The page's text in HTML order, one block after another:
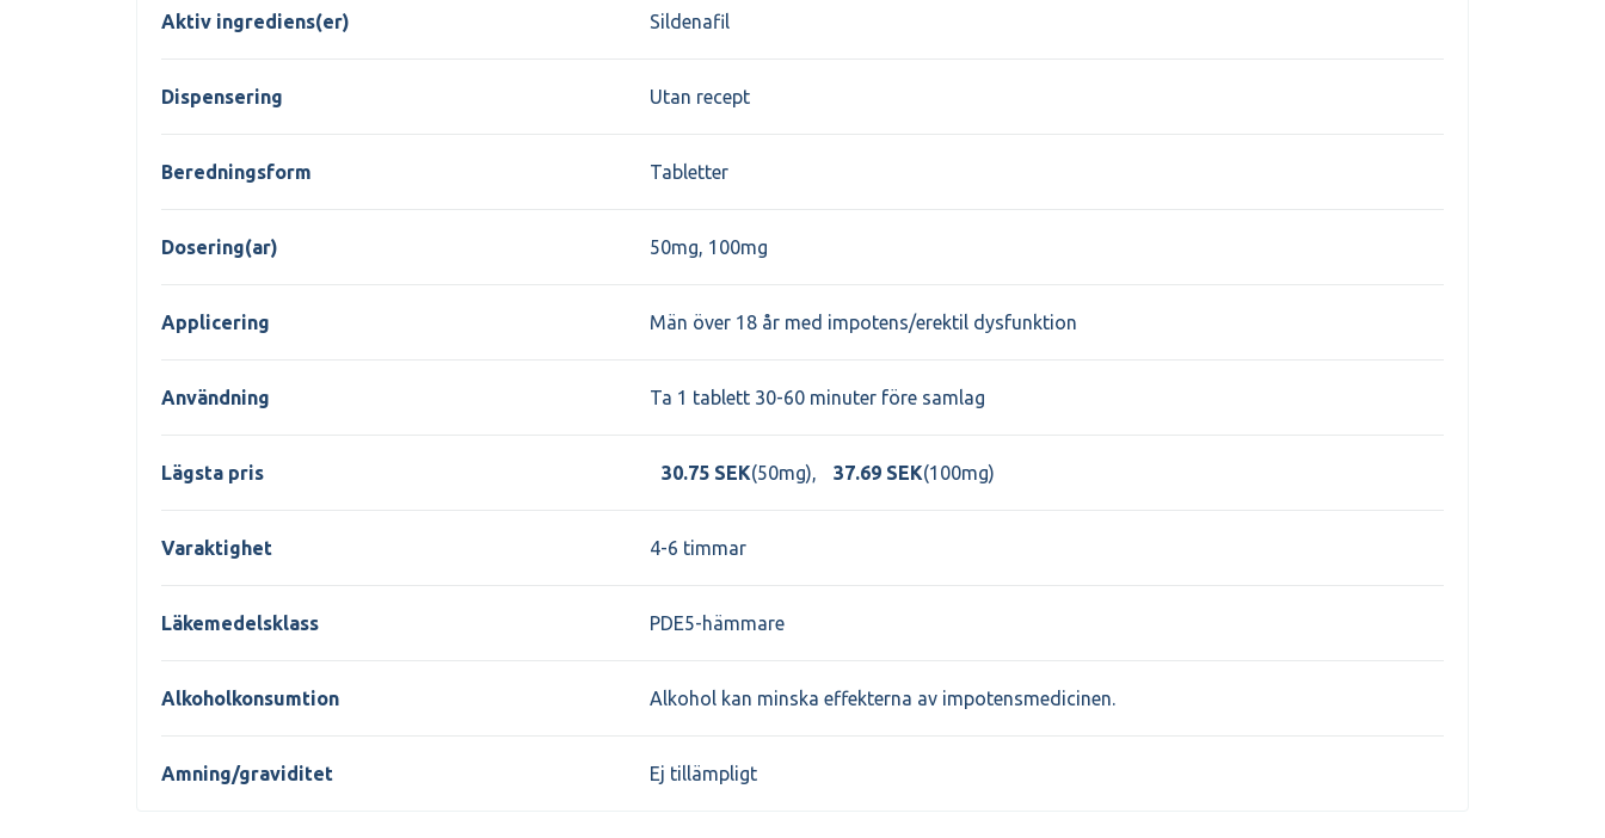
Aktiv ingrediens(er) Sildenafil
Dispensering Utan recept
Beredningsform Tabletter
Dosering(ar) 50mg, 100mg
Applicering Män över 18 år med impotens/erektil dysfunktion
Användning Ta 1 tablett 30-60 minuter före samlag
Lägsta pris 30.75 SEK(50mg), 37.69 SEK(100mg)
Varaktighet 4-6 timmar
Läkemedelsklass PDE5-hämmare
Alkoholkonsumtion Alkohol kan minska effekterna av impotensmedicinen.
Amning/graviditet Ej tillämpligt